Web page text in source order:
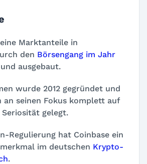
Marktanteile in
den Börsengang im Jahr
ausgebaut.
wurde 2012 gegründet und
an seinen Fokus komplett auf
gelegt.
Regulierung hat Coinbase ein
im deutschen Krypto-
.